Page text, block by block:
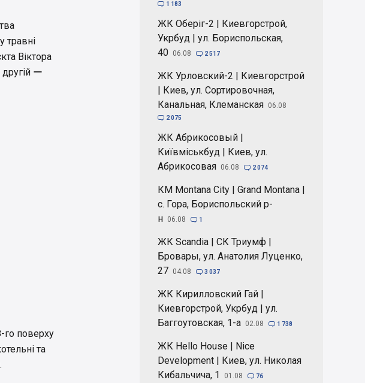
травні
Віктора
ー
го поверху
та
 1 183
ЖК Оберіг-2 | Киевгорстрой,
Укрбуд | ул. Бориспольская,
40 06.08  2 517
ЖК Урловский-2 | Киевгорстрой
| Киев, ул. Сортировочная,
Канальная, Клеманская 06.08
 2 075
ЖК Абрикосовый |
Київміськбуд | Киев, ул.
Абрикосовая 06.08  2 074
КМ Montana City | Grand Montana |
с. Гора, Бориспольский р-
н 06.08  1
ЖК Scandia | СК Триумф |
Бровары, ул. Анатолия Луценко,
27 04.08  3 037
ЖК Кирилловский Гай |
Киевгорстрой, Укрбуд | ул.
Баггоутовская, 1-а 02.08  1 738
ЖК Hello House | Nice
Development | Киев, ул. Николая
Кибальчича, 1
01.08  76